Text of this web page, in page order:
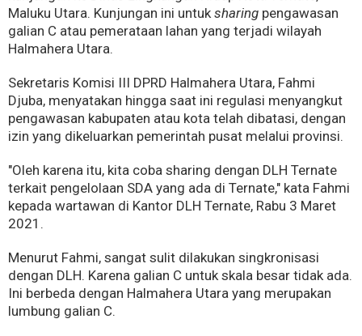
Maluku Utara. Kunjungan ini untuksharing pengawasan
galian C atau pemerataan lahan yang terjadi wilayah
Halmahera Utara.
Sekretaris Komisi III DPRD Halmahera Utara, Fahmi
Djuba, menyatakan hingga saat ini regulasi menyangkut
pengawasan kabupaten atau kota telah dibatasi, dengan
izin yang dikeluarkan pemerintah pusat melalui provinsi.
"Oleh karena itu, kita coba sharing dengan DLH Ternate
terkait pengelolaan SDA yang ada di Ternate," kata Fahmi
kepada wartawan di Kantor DLH Ternate, Rabu 3 Maret
2021.
Menurut Fahmi, sangat sulit dilakukan singkronisasi
dengan DLH. Karena galian C untuk skala besar tidak ada.
Ini berbeda dengan Halmahera Utara yang merupakan
lumbung galian C.